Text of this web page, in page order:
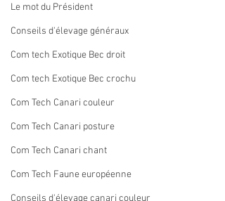
Le mot du Président
Conseils d'élevage généraux
Com tech Exotique Bec droit
Com tech Exotique Bec crochu
Com Tech Canari couleur
Com Tech Canari posture
Com Tech Canari chant
Com Tech Faune européenne
Conseils d'élevage canari couleur